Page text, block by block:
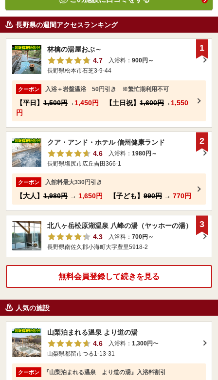
長野県の週間アクセスランキング
林檎の湯屋おぶ～
4.7
入浴料： 900円～
長野県松本市石芝3-9-44
クーポン 入浴＋岩盤温浴 50円引き ※繁忙期利用不可
【平日】 1,500円→ 1,450円 【土日祝】 1,600円→ 1,550
円
1
クア・アンド・ホテル 信州健康ランド
4.6
入浴料： 1980円～
長野県塩尻市広丘吉田366-1
クーポン 入館料最大330円引き
【大人】 1,980円 → 1,650円 【子ども】 990円 → 770円
2
北八ヶ岳松原湖温泉 八峰の湯（ヤッホーの湯）
4.3
入浴料： 700円～
長野県南佐久郡小海町大字豊里5918-2
3
無料会員登録して続きを見る
人気の施設
山梨泊まれる温泉 より道の湯
4.6
入浴料： 1,300円〜
山梨県都留市つる1-13-31
クーポン 『山梨泊まれる温泉 より道の湯』入浴料割引